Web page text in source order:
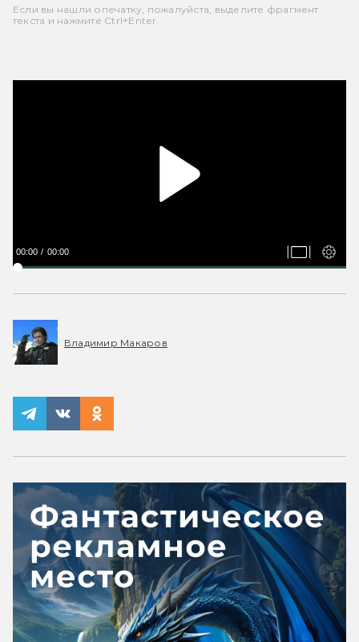
Если вы нашли опечатку, пожалуйста, выделите фрагмент
текста и нажмите Ctrl+Enter.
00:00 00:00
Владимир Макаров